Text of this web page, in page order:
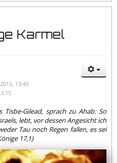
Karmel
13:45
Tisbe-Gilead, sprach zu Ahab: So
lebt, vor dessen Angesicht ich
Tau noch Regen fallen, es sei
17,1)